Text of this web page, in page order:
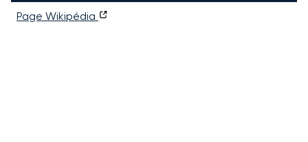
Page Wikipédia